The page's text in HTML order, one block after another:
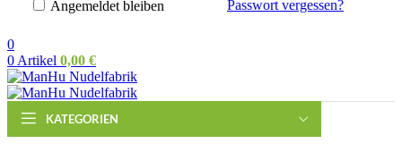
Passwort vergessen?
Angemeldet bleiben
0
0 Artikel 0,00 €
KATEGORIEN